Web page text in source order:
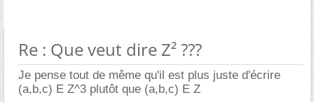
Re : Que veut dire Z² ???
Je pense tout de même qu'il est plus juste d'écrire
(a,b,c) E Z^3 plutôt que (a,b,c) E Z